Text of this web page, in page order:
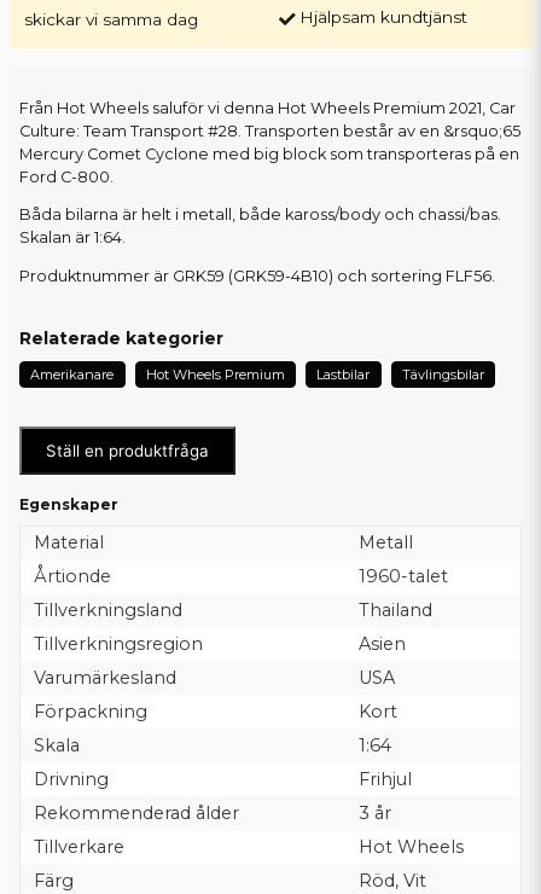
skickar vi samma dag
Hjälpsam kundtjänst
Från Hot Wheels saluför vi denna Hot Wheels Premium 2021, Car
Culture: Team Transport #28. Transporten består av en &rsquo;65
Mercury Comet Cyclone med big block som transporteras på en
Ford C-800.
Båda bilarna är helt i metall, både kaross/body och chassi/bas.
Skalan är 1:64.
Produktnummer är GRK59 (GRK59-4B10) och sortering FLF56.
Relaterade kategorier
Amerikanare Hot Wheels Premium Lastbilar Tävlingsbilar
Ställ en produktfråga
Egenskaper
Material
Metall
Årtionde
1960-talet
Tillverkningsland
Thailand
Tillverkningsregion
Asien
Varumärkesland
USA
Förpackning
Kort
Skala
1:64
Drivning
Frihjul
Rekommenderad ålder
3 år
Tillverkare
Hot Wheels
Färg
Röd, Vit